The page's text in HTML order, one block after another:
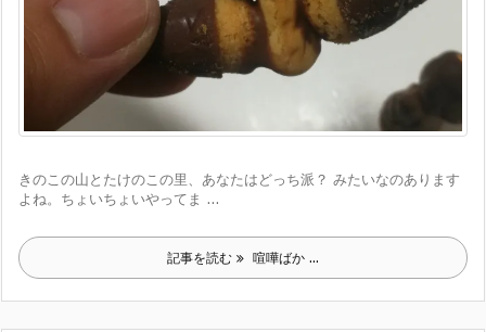
きのこの山とたけのこの里、あなたはどっち派？ みたいなのあります
よね。ちょいちょいやってま ...
記事を読む 喧嘩ばか ...